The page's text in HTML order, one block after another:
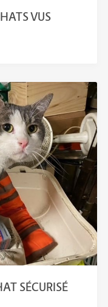
VUS
SÉCURISÉ